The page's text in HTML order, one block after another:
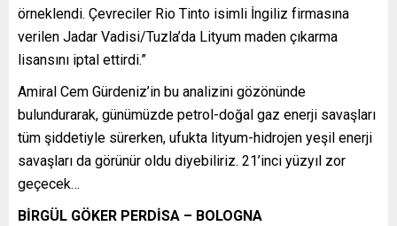
örneklendi. Çevreciler Rio Tinto isimli İngiliz firmasına
verilen Jadar Vadisi/Tuzla’da Lityum maden çıkarma
lisansını iptal ettirdi.”
Amiral Cem Gürdeniz’in bu analizini gözönünde
bulundurarak, günümüzde petrol-doğal gaz enerji savaşları
tüm şiddetiyle sürerken, ufukta lityum-hidrojen yeşil enerji
savaşları da görünür oldu diyebiliriz. 21’inci yüzyıl zor
geçecek…
BİRGÜL GÖKER PERDİSA – BOLOGNA